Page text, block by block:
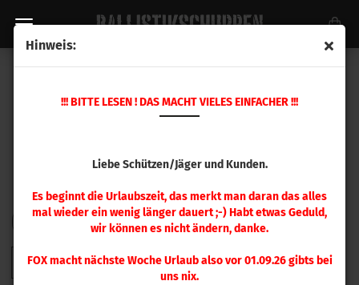
Hinweis:
!!! BITTE LESEN ! DAS MACHT VIELES EINFACHER !!!
Liebe Schützen/Jäger und Kunden.
Es beginnt die Urlaubszeit, das merkt man daran das alles
mal wieder ein wenig länger dauert ;-) Habt etwas Geduld,
wir können es nicht ändern, danke.
FOX macht nächste Woche Urlaub also vor 01.09.26 gibts bei
uns nix.
FILTERSortieren nach
Sortieren nach 48 pro Seite
pro Seite
2 3 4 5 6 7 8 9 »